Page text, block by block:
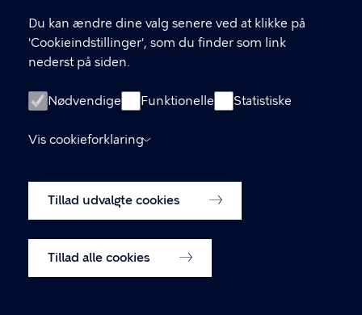
Du kan ændre dine valg senere ved at klikke på
'Cookieindstillinger', som du finder som link
nederst på siden.
Nødvendige Funktionelle Statistiske
Vis cookieforklaring
Tillad udvalgte cookies
Tillad alle cookies
Sundheds- og Omsorgsforvaltningen
Borups Allé 41, 2200 København N
Københavns Kommune
Cookiepolitik
Cookieindstillinger